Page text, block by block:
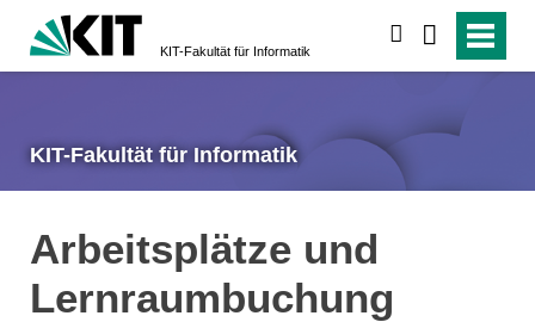
KIT-Fakultät für Informatik
KIT-Fakultät für Informatik
Arbeitsplätze und
Lernraumbuchung